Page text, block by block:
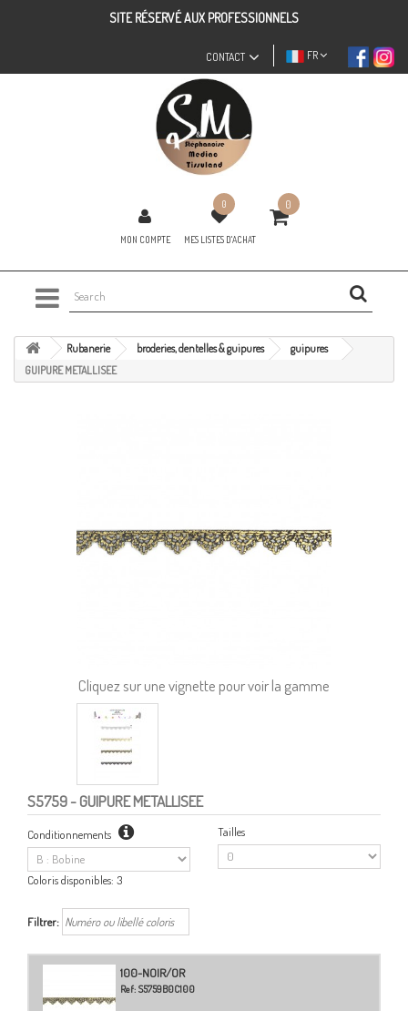
SITE RÉSERVÉ AUX PROFESSIONNELS
FR
CONTACT
MON COMPTE
0
MES LISTES D'ACHAT
0
Rubanerie broderies, dentelles & guipures
guipures
GUIPURE METALLISEE
Cliquez sur une vignette pour voir la gamme
S5759- GUIPURE METALLISEE
Conditionnements Tailles
Coloris disponibles: 3
Filtrer:
100-NOIR/OR
Ref: S5759B0C100